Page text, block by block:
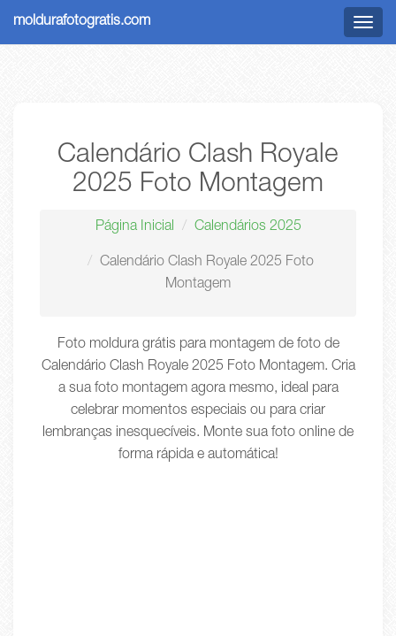
Menu
moldurafotogratis.com
Calendário Clash Royale
2025 Foto Montagem
Página Inicial Calendários 2025
Calendário Clash Royale 2025 Foto
Montagem
Foto moldura grátis para montagem de foto de
Calendário Clash Royale 2025 Foto Montagem. Cria
a sua foto montagem agora mesmo, ideal para
celebrar momentos especiais ou para criar
lembranças inesquecíveis. Monte sua foto online de
forma rápida e automática!